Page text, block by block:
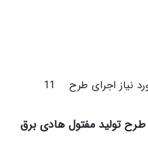
تولید مفتول هادی برق